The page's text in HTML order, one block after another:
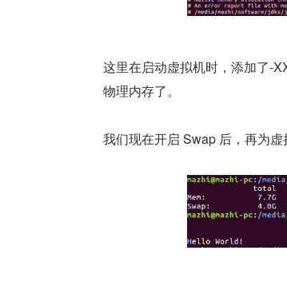
这里在启动虚拟机时，添加了-
物理内存了。
我们现在开启 Swap 后，再为虚